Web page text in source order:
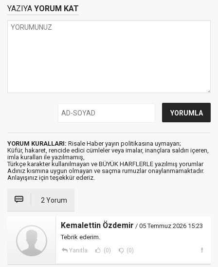
YAZIYA YORUM KAT
YORUM KURALLARI: Risale Haber yayın politikasına uymayan;
Küfür, hakaret, rencide edici cümleler veya imalar, inançlara saldırı içeren,
imla kuralları ile yazılmamış,
Türkçe karakter kullanılmayan ve BÜYÜK HARFLERLE yazılmış yorumlar
Adınız kısmına uygun olmayan ve saçma rumuzlar onaylanmamaktadır.
Anlayışınız için teşekkür ederiz.
2 Yorum
Kemalettin Özdemir / 05 Temmuz 2026 15:23
Tebrik ederim.
Yanıtla (0) (0)